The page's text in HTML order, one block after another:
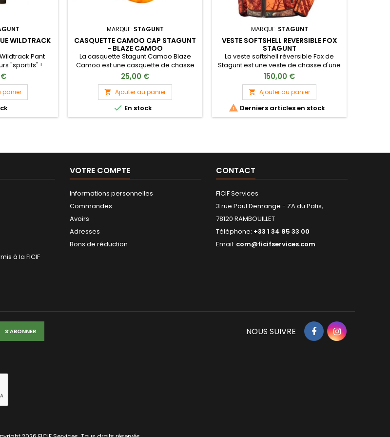
WILDTRACK
Pant
"sportifs" !
€
panier
MARQUE: STAGUNT
CASQUETTE CAMOO CAP STAGUNT
- BLAZE CAMOO
La casquette Stagunt Camoo Blaze
Camoo est une casquette de chasse
légère et confortable avec motif
camouflage.
25,00 €
 Ajouter au panier
 En stock
MARQUE: STAGUNT
VESTE SOFTSHELL REVERSIBLE FOX
STAGUNT
La veste softshell réversible Fox de
Stagunt est une veste de chasse d'une
grande polyvalence, au look actif.
150,00 €
 Ajouter au panier
 Derniers articles en stock
à la FICIF
VOTRE COMPTE
Informations personnelles
Commandes
Avoirs
Adresses
Bons de réduction
CONTACT
FICIF Services
3 rue Paul Demange - ZA du Patis,
78120 RAMBOUILLET
Téléphone: +33 1 34 85 33 00
Email: com@ficifservices.com
FacebookInstagram
NOUS SUIVRE